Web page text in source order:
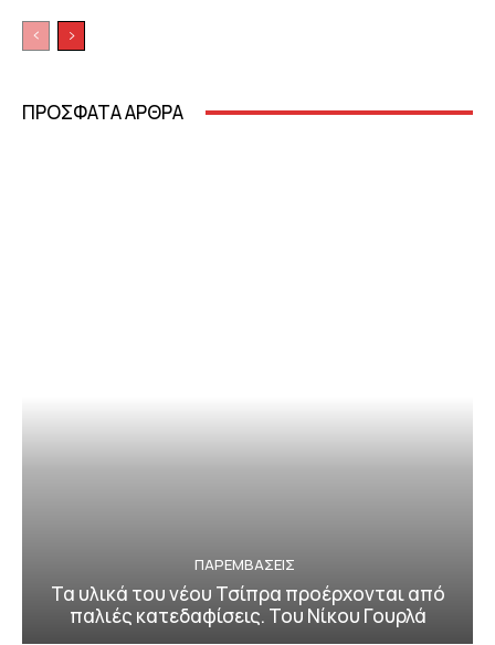
ΠΡΟΣΦΑΤΑ ΑΡΘΡΑ
ΠΑΡΕΜΒΑΣΕΙΣ
Τα υλικά του νέου Τσίπρα προέρχονται από
παλιές κατεδαφίσεις. Του Νίκου Γουρλά